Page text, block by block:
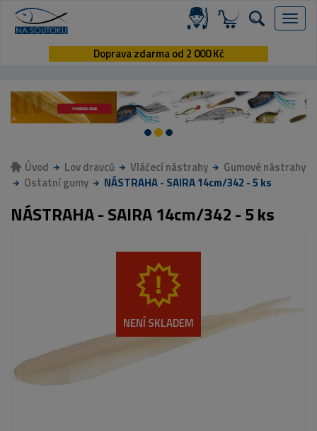
Menu
Doprava zdarma od 2 000 Kč
Úvod Lov dravců Vláčecí nástrahy
Gumové nástrahy
Ostatní gumy
NÁSTRAHA - SAIRA 14cm/342 - 5 ks
NÁSTRAHA - SAIRA 14cm/342 - 5 ks
NENÍ SKLADEM